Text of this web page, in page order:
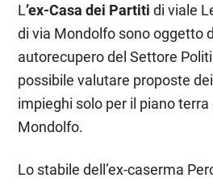
L’ex-Casa dei Partiti di viale
di via Mondolfo sono oggetto
autorecupero del Settore
possibile valutare proposte
impieghi solo per il piano terra
Mondolfo.
Lo stabile dell’ex-caserma